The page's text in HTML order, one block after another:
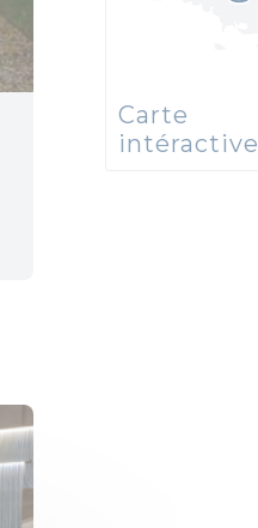
Carte
intéractive